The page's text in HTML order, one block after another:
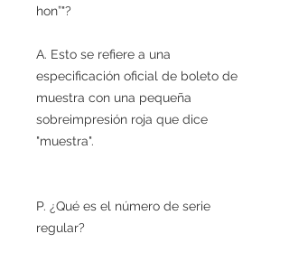
hon”"?
A. Esto se refiere a una
especificación oficial de boleto de
muestra con una pequeña
sobreimpresión roja que dice
"muestra".
P. ¿Qué es el número de serie
regular?